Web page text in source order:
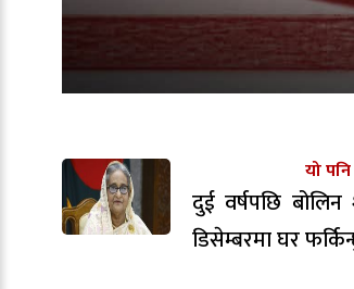
यो
दुई वर्षपछि
डिसेम्बरमा घर